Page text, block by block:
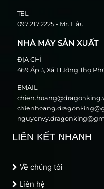
TEL
097.217.2225 - Mr. Hậu
NHÀ MÁY SẢN XUẤT
ĐỊA CHỈ
469 Ấp 3, Xã Hướng Thọ
EMAIL
LIÊN KẾT NHANH
Về chúng tôi
Liên hệ